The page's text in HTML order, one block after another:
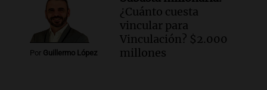
Episodios
Audio. Vandalismo en San Miguel de
Tucumán: destruyeron 433 luminarias
públicas en 14 meses
Por Guillermo López
¿Cuánto cuesta
vincular para
Vinculación? $2.000
millones